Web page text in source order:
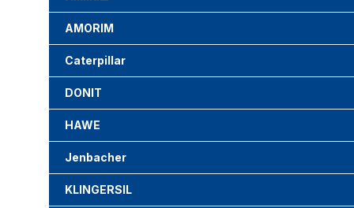
AMORIM
Caterpillar
DONIT
HAWE
Jenbacher
KLINGERSIL